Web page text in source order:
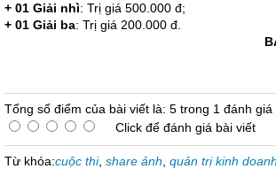
+ 01 Giải nhì: Trị giá 500.000 đ;
+ 01 Giải ba: Trị giá 200.000 đ.
BAN TỔ
Tổng số điểm của bài viết là: 5 trong 1 đánh giá
Click để đánh giá bài viết
Từ khóa:cuộc thi, share ảnh quản trị kinh doanh